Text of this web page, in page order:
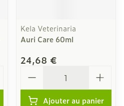
Kela Veterinaria
Auri Care 60ml
24,68 €
Ajouter au panier